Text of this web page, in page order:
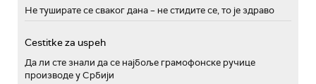
Не туширате се сваког дана – не стидите се, то је здраво
Cestitke za uspeh
Да ли сте знали да се најбоље грамофонске ручице
производе у Србији